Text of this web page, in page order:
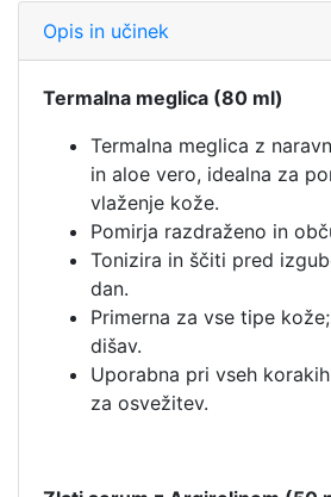
Opis in učinek
Termalna meglica (80 ml)
Termalna meglica z
in aloe vero, idealna za
vlaženje kože.
Pomirja razdraženo in
Tonizira in ščiti pred
dan.
Primerna za vse tipe
dišav.
Uporabna pri vseh
za osvežitev.